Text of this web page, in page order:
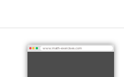
www.math-exercises.com